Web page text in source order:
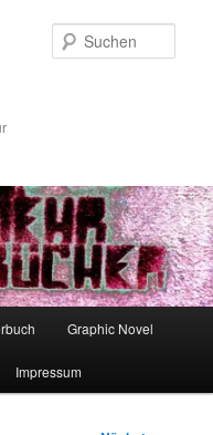
Graphic Novel
Impressum